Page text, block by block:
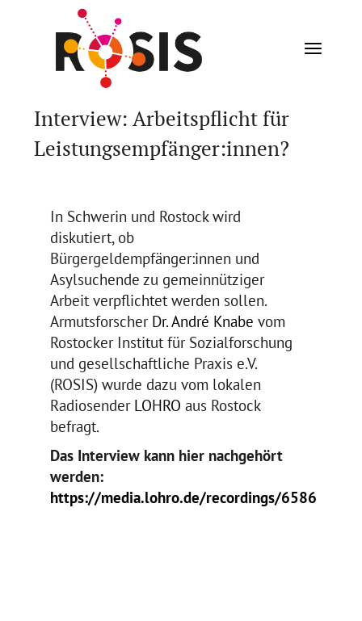
Interview: Arbeitspflicht für
Leistungsempfänger:innen?
In Schwerin und Rostock wird
diskutiert, ob
Bürgergeldempfänger:innen und
Asylsuchende zu gemeinnütziger
Arbeit verpflichtet werden sollen.
Armutsforscher Dr. André Knabe vom
Rostocker Institut für Sozialforschung
und gesellschaftliche Praxis e.V.
(ROSIS) wurde dazu vom lokalen
Radiosender LOHRO aus Rostock
befragt.
Das Interview kann hier nachgehört
werden:
https://media.lohro.de/recordings/6586